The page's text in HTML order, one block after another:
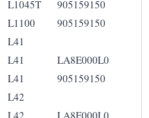
L1045T
905159150
L1100
905159150
L41
L41
LA8E000L0
L41
905159150
L42